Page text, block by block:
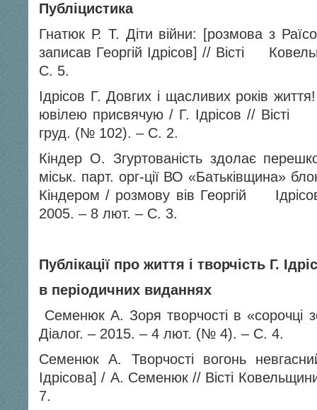
Публіцистика
Гнатюк Р. Т. Діти війни: [розмова з
записав Георгій Ідрісов] // Вісті
С. 5.
Ідрісов Г. Довгих і щасливих років
ювілею присвячую / Г. Ідрісов //
груд. (№ 102). – С. 2.
Кіндер О. Згуртованість здолає
міськ. парт. орг-ції ВО «Батьківщина»
Кіндером / розмову вів Георгій
2005. – 8 лют. – С. 3.
Публікації про життя і творчість Г.
в періодичних виданнях
Семенюк А. Зоря творчості в
Діалог. – 2015. – 4 лют. (№ 4). – С. 4.
Семенюк А. Творчості вогонь
Ідрісова] / А. Семенюк // Вісті
7.